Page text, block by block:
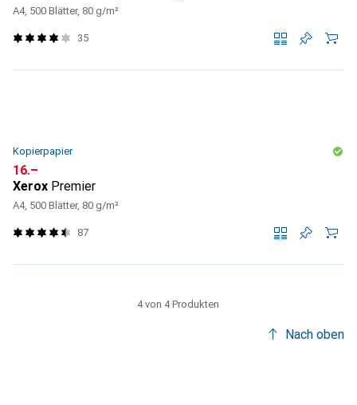
A4, 500 Blätter, 80 g/m²
35
Kopierpapier
CHF
16.–
Xerox Premier
A4, 500 Blätter, 80 g/m²
87
4 von 4 Produkten
Nach oben